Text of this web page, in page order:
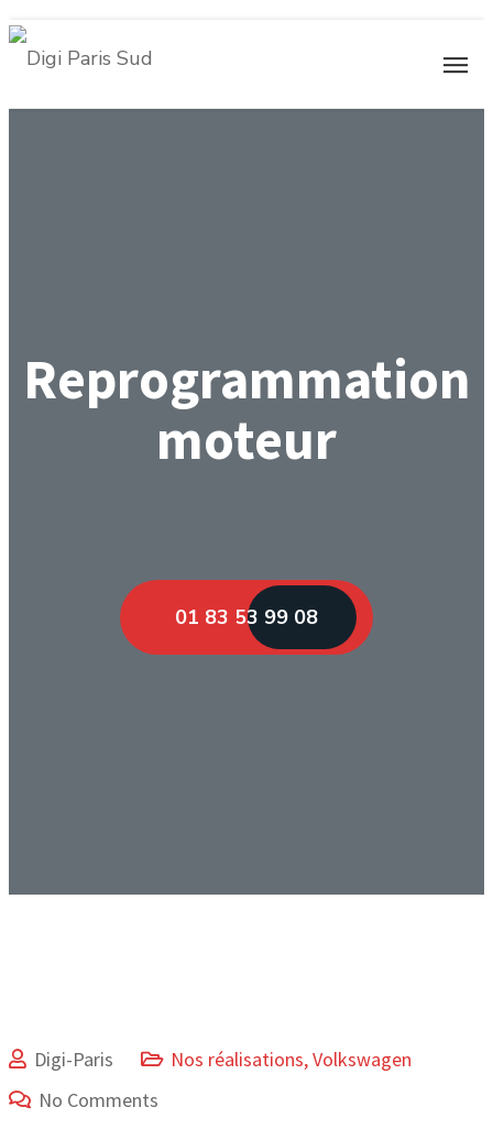
Reprogrammation
moteur
01 83 53 99 08
Digi-Paris Nos réalisations,Volkswagen
No Comments